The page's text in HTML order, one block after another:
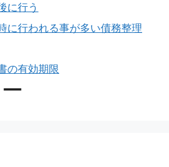
に行う
に行われる事が多い債務整理
の有効期限